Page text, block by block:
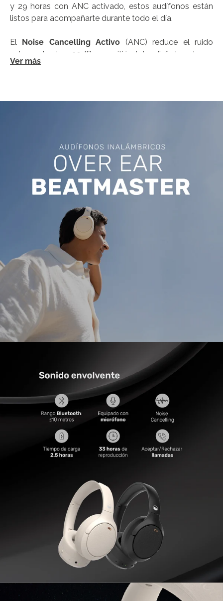
y 29 horas con ANC activado, estos audífonos están
listos para acompañarte durante todo el día.
El Noise Cancelling Activo (ANC) reduce el ruido
externo hasta -20dB, permitiéndote disfrutar de un
sonido envolvente de alta gama con cada nota. Sus
plegable y giratorio los hace fáciles de llevar a
conexiones estables, entrada Aux-in para mayor
versatilidad y un micrófono integrado para llamadas
claras. Cárgalos en solo 2.5 horas y prepárate para
disfrutar de calidad, estilo y funcionalidad en un solo
dispositivo.
BeatMaster ANC, donde la música se encuentra con la
innovación. ¡El sonido que te mereces!
Especificaciones:
• Bluetooth V5.3 (+ de 10 metros)
• Función de Noise Cancelling (-20dB ruido externo)
• Almohadillas Memory foam
• Duración batería por 33 horas de uso continuo y 29
con ANC activado
• Micrófono integrado
• Frecuencia: 20hz a 20khz
• Impedancia: 32
• Altavoz: 40mm
• Frecuencia de altavoz: 20-500Hz
• Material: PU+ABS+METAL
• Incluye: Cable de carga
Ver más